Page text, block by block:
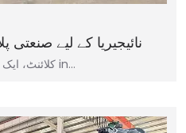
نائیجیریا کے لیے
کلائنٹ، ایک فضلہ انتظامیہ کمپنی کے سربراہ in…